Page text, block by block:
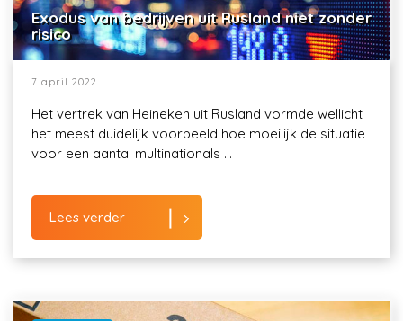
Exodus van bedrijven uit Rusland niet zonder
risico
7 april 2022
Het vertrek van Heineken uit Rusland vormde wellicht
het meest duidelijk voorbeeld hoe moeilijk de situatie
voor een aantal multinationals ...
Lees verder